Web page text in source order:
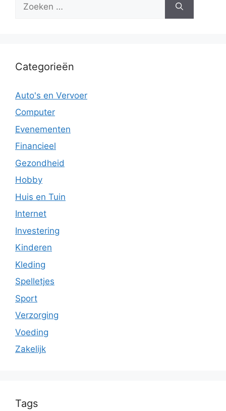
naar:
Categorieën
Auto's en Vervoer
Computer
Evenementen
Financieel
Gezondheid
Hobby
Huis en Tuin
Internet
Investering
Kinderen
Kleding
Spelletjes
Sport
Verzorging
Voeding
Zakelijk
Tags